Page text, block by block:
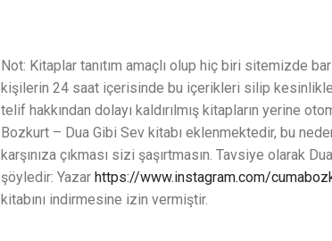
Not: Kitaplar tanıtım amaçlı olup hiç biri sitemizde
kişilerin 24 saat içerisinde bu içerikleri silip
telif hakkından dolayı kaldırılmış kitapların yerine
Bozkurt – Dua Gibi Sev kitabı eklenmektedir, bu
karşınıza çıkması sizi şaşırtmasın. Tavsiye olarak
şöyledir: Yazar https://www.instagram.com/
kitabını indirmesine izin vermiştir.